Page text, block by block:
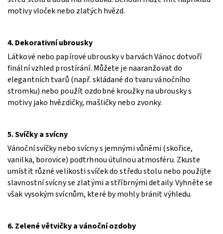
motivy vloček nebo zlatých hvězd.
4. Dekorativní ubrousky
Látkové nebo papírové ubrousky v barvách Vánoc dotvoří
finální vzhled prostírání. Můžete je naaranžovat do
elegantních tvarů (např. skládané do tvaru vánočního
stromku) nebo použít ozdobné kroužky na ubrousky s
motivy jako hvězdičky, mašličky nebo zvonky.
5. Svíčky a svícny
Vánoční svíčky nebo svícny s jemnými vůněmi (skořice,
vanilka, borovice) podtrhnou útulnou atmosféru. Zkuste
umístit různé velikosti svíček do středu stolu nebo použijte
slavnostní svícny se zlatými a stříbrnými detaily. Vyhněte se
však vysokým svícnům, které by mohly bránit výhledu.
6. Zelené větvičky a vánoční ozdoby